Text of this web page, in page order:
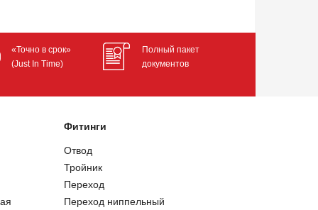
«Точно в срок»
(Just In Time)
Полный пакет
документов
Фитинги
Отвод
Тройник
Переход
Переход ниппельный